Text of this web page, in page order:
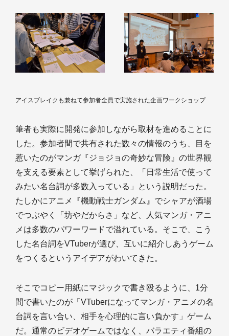
アイスブレイクも兼ねて参加者全員で実施された企画ワークショップ
筆者も実際に開発に参加しながら取材を進めることに
した。参加者間で共有された数々の情報のうち、目を
惹いたのがマンガ『ジョジョの奇妙な冒険』の世界観
を支える要素として挙げられた、「日常生活で使って
みたい名台詞が多数入っている」という説明だった。
たしかにアニメ『機動戦士ガンダム』でシャアが酒場
でつぶやく「坊やだからさ」など、人気マンガ・アニ
メは多数のパワーワードで溢れている。そこで、こう
した名台詞をVTuberが選び、互いに紹介しあうゲーム
をつくるというアイデアがわいてきた。
そこでコピー用紙にマジックで書き殴るように、1分
間で書いたのが「VTuberになってマンガ・アニメの名
台詞を言い合い、相手を心理的に言い負かす」ゲーム
だ。通常のビデオゲームではなく、バラエティ番組の